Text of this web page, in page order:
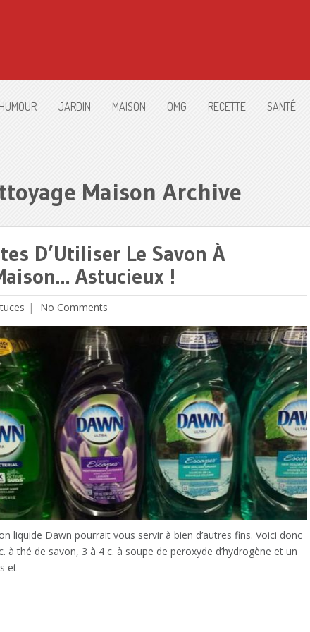
HUMOUR JARDIN MAISON OMG RECETTE SANTÉ
Maison Archive
D’Utiliser Le Savon À
Astucieux !
No Comments
liquide Dawn pourrait vous servir à bien d’autres fins. Voici donc
à thé de savon, 3 à 4 c. à soupe de peroxyde d’hydrogène et un
et